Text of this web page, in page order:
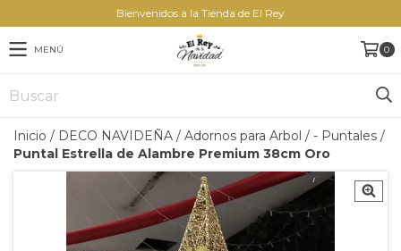
Bienvenidos a la Tienda de El Rey
MENÚ 0
Inicio / DECO NAVIDEÑA / Adornos para Arbol / - Puntales /
Puntal Estrella de Alambre Premium 38cm Oro